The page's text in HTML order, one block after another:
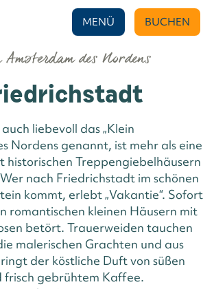
MENÜ BUCHEN
des Nordens
liebevoll das „Klein
Nordens genannt, ist mehr als eine
historischen Treppengiebelhäusern
nach Friedrichstadt im schönen
kommt, erlebt „Vakantie“. Sofort
romantischen kleinen Häusern mit
betört. Trauerweiden tauchen
malerischen Grachten und aus
der köstliche Duft von süßen
frisch gebrühtem Kaffee.